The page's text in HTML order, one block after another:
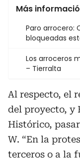
Más
Paro arrocero:
bloqueadas
Los arroceros
– Tierralta
Al respecto, el
del proyecto, y
Histórico,
W. “En la
terceros o a la